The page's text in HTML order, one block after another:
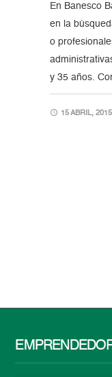
En Banesco
en la
o
y 35 años.
15 ABRIL, 2015